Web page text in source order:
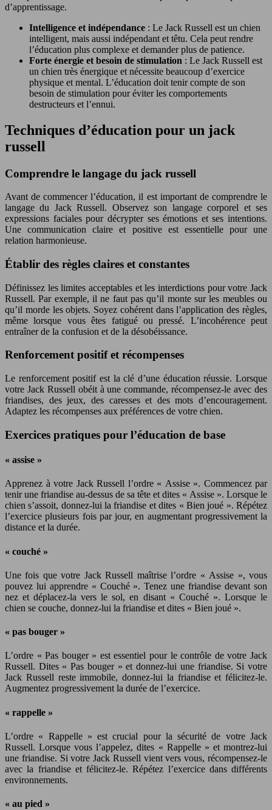
d’apprentissage.
Intelligence et indépendance : Le Jack Russell est un chien
intelligent, mais aussi indépendant et têtu. Cela peut rendre
l’éducation plus complexe et demander plus de patience.
Forte énergie et besoin de stimulation : Le Jack Russell est
un chien très énergique et nécessite beaucoup d’exercice
physique et mental. L’éducation doit tenir compte de son
besoin de stimulation pour éviter les comportements
destructeurs et l’ennui.
Techniques d’éducation pour un jack
russell
Comprendre le langage du jack russell
Avant de commencer l’éducation, il est important de comprendre le
langage du Jack Russell. Observez son langage corporel et ses
expressions faciales pour décrypter ses émotions et ses intentions.
Une communication claire et positive est essentielle pour une
relation harmonieuse.
Établir des règles claires et constantes
Définissez les limites acceptables et les interdictions pour votre Jack
Russell. Par exemple, il ne faut pas qu’il monte sur les meubles ou
qu’il morde les objets. Soyez cohérent dans l’application des règles,
même lorsque vous êtes fatigué ou pressé. L’incohérence peut
entraîner de la confusion et de la désobéissance.
Renforcement positif et récompenses
Le renforcement positif est la clé d’une éducation réussie. Lorsque
votre Jack Russell obéit à une commande, récompensez-le avec des
friandises, des jeux, des caresses et des mots d’encouragement.
Adaptez les récompenses aux préférences de votre chien.
Exercices pratiques pour l’éducation de base
« assise »
Apprenez à votre Jack Russell l’ordre « Assise ». Commencez par
tenir une friandise au-dessus de sa tête et dites « Assise ». Lorsque le
chien s’assoit, donnez-lui la friandise et dites « Bien joué ». Répétez
l’exercice plusieurs fois par jour, en augmentant progressivement la
distance et la durée.
« couché »
Une fois que votre Jack Russell maîtrise l’ordre « Assise », vous
pouvez lui apprendre « Couché ». Tenez une friandise devant son
nez et déplacez-la vers le sol, en disant « Couché ». Lorsque le
chien se couche, donnez-lui la friandise et dites « Bien joué ».
« pas bouger »
L’ordre « Pas bouger » est essentiel pour le contrôle de votre Jack
Russell. Dites « Pas bouger » et donnez-lui une friandise. Si votre
Jack Russell reste immobile, donnez-lui la friandise et félicitez-le.
Augmentez progressivement la durée de l’exercice.
« rappelle »
L’ordre « Rappelle » est crucial pour la sécurité de votre Jack
Russell. Lorsque vous l’appelez, dites « Rappelle » et montrez-lui
une friandise. Si votre Jack Russell vient vers vous, récompensez-le
avec la friandise et félicitez-le. Répétez l’exercice dans différents
environnements.
« au pied »